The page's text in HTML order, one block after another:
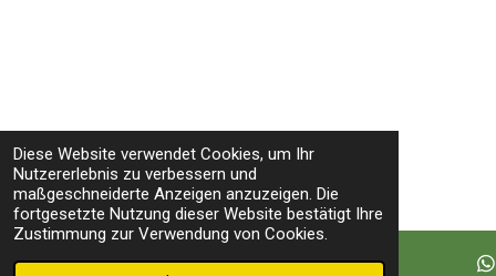
Diese Website verwendet Cookies, um Ihr
Nutzererlebnis zu verbessern und
maßgeschneiderte Anzeigen anzuzeigen. Die
fortgesetzte Nutzung dieser Website bestätigt Ihre
Zustimmung zur Verwendung von Cookies.